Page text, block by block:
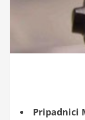
Pripadnici